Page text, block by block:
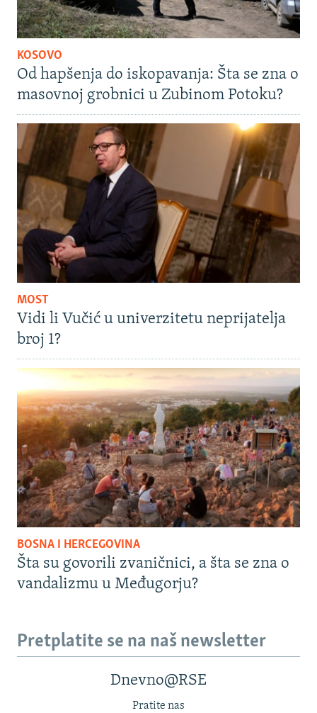
KOSOVO
Od hapšenja do iskopavanja: Šta se zna o
masovnoj grobnici u Zubinom Potoku?
MOST
Vidi li Vučić u univerzitetu neprijatelja
broj 1?
BOSNA I HERCEGOVINA
Šta su govorili zvaničnici, a šta se zna o
vandalizmu u Međugorju?
Pretplatite se na naš newsletter
Dnevno@RSE
Pratite nas